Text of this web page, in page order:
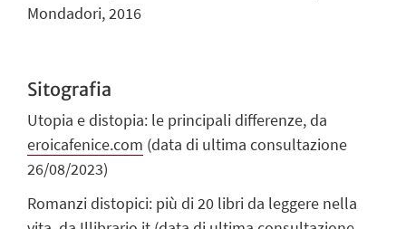
Mondadori, 2016
Sitografia
Utopia e distopia: le principali differenze, da
eroicafenice.com (data di ultima consultazione
26/08/2023)
Romanzi distopici: più di 20 libri da leggere nella